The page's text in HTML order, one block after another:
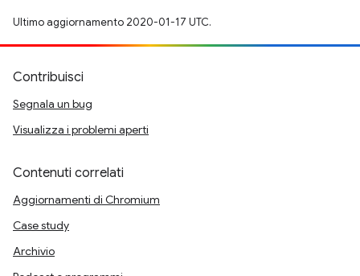
Ultimo aggiornamento 2020-01-17 UTC.
Contribuisci
Segnala un bug
Visualizza i problemi aperti
Contenuti correlati
Aggiornamenti di Chromium
Case study
Archivio